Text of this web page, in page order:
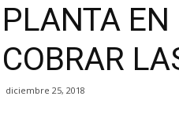
PLANTA
COBRAR
diciembre 25, 2018